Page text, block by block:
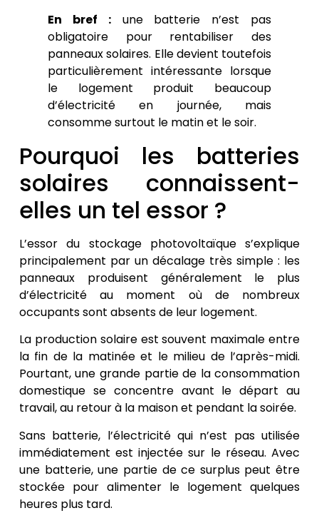
En bref :une batterie n’est pas
obligatoire pour rentabiliser des
panneaux solaires. Elle devient toutefois
particulièrement intéressante lorsque
le logement produit beaucoup
d’électricité en journée, mais
consomme surtout le matin et le soir.
Pourquoi les batteries
solaires connaissent-
elles un tel essor ?
L’essor du stockage photovoltaïque s’explique
principalement par un décalage très simple : les
panneaux produisent généralement le plus
d’électricité au moment où de nombreux
occupants sont absents de leur logement.
La production solaire est souvent maximale entre
la fin de la matinée et le milieu de l’après-midi.
Pourtant, une grande partie de la consommation
domestique se concentre avant le départ au
travail, au retour à la maison et pendant la soirée.
Sans batterie, l’électricité qui n’est pas utilisée
immédiatement est injectée sur le réseau. Avec
une batterie, une partie de ce surplus peut être
stockée pour alimenter le logement quelques
heures plus tard.